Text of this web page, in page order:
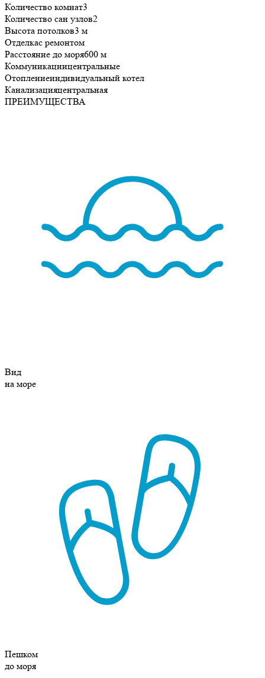
Количество комнат3
Количество сан узлов2
Высота потолков3 м
Отделкас ремонтом
Расстояние до моря600 м
Коммуникациицентральные
Отоплениеиндивидуальный котел
Канализацияцентральная
ПРЕИМУЩЕСТВА
Вид
на море
Пешком
до моря